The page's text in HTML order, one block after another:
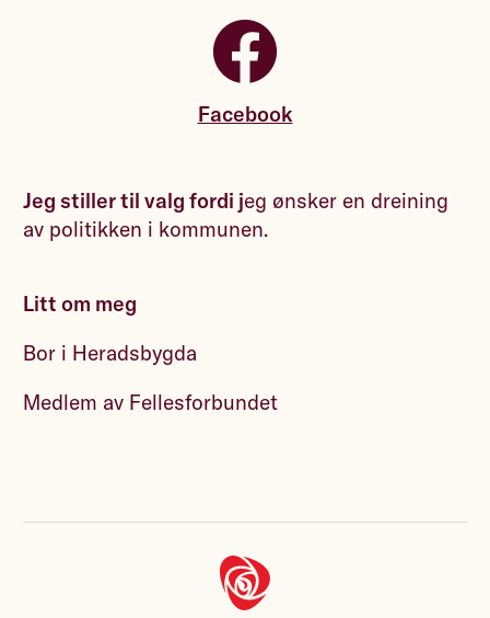
Facebook
Jeg stiller til valg fordi jeg ønsker en dreining
av politikken i kommunen.
Litt om meg
Bor i Heradsbygda
Medlem av Fellesforbundet